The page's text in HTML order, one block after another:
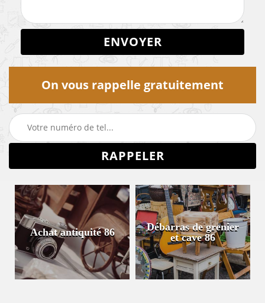
On vous rappelle gratuitement
Achat antiquité 86
Débarras de grenier
et cave 86